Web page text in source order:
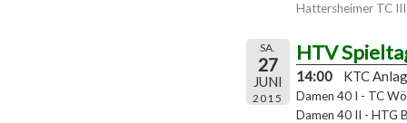
Hattersheimer TC
SA.
27
JUNI
2015
HTV
14:00 KTC
Damen 40 I - TC
Damen 40 II - HTG